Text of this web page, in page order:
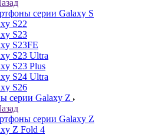
серии Galaxy S
S22
S23
S23FE
S23 Ultra
S23 Plus
S24 Ultra
S26
серии Galaxy Z
серии Galaxy Z
Z Fold 4